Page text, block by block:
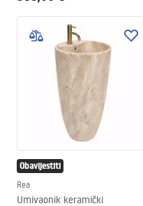
Obavijestiti
Rea
Umivaonik keramički